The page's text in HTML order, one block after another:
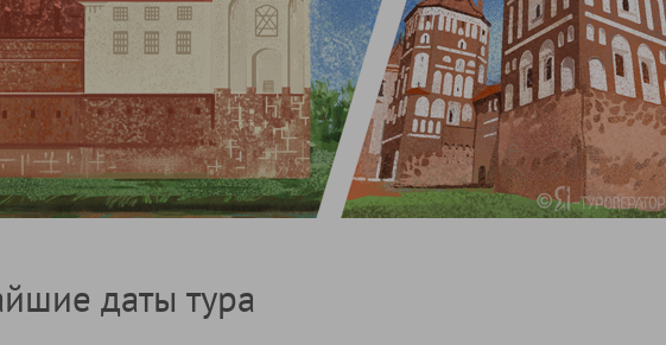
даты тура